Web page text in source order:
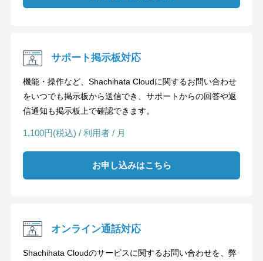
サポート掲示板対応
機能・操作など、Shachihata Cloudに関するお問い合わせ
をいつでも掲示板から送信でき、サポートからの回答や返
信通知も掲示板上で確認できます。
1,100円(税込) / 利用者 / 月
お申し込みはこちら
オンライン通話対応
Shachihata Cloudのサービスに関するお問い合わせを、弊